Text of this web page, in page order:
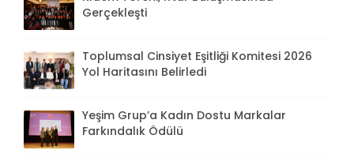
Gerçekleşti
Toplumsal Cinsiyet Eşitliği Komitesi 2026
Yol Haritasını Belirledi
Yeşim Grup’a Kadın Dostu Markalar
Farkındalık Ödülü